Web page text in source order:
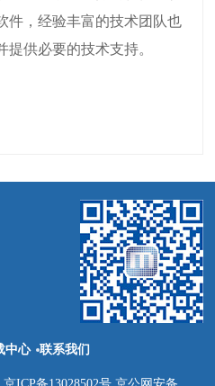
件，经验丰富的技术团队也
供必要的技术支持。
中心 联系我们